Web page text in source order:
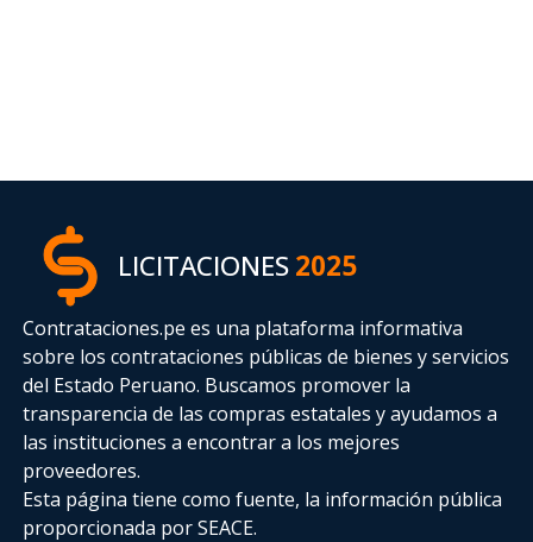
LICITACIONES2025
Contrataciones.pe es una plataforma informativa
sobre los contrataciones públicas de bienes y servicios
del Estado Peruano. Buscamos promover la
transparencia de las compras estatalesy ayudamos a
las instituciones a encontrar a los mejores
proveedores.
Esta página tiene como fuente, la información pública
proporcionada por SEACE.